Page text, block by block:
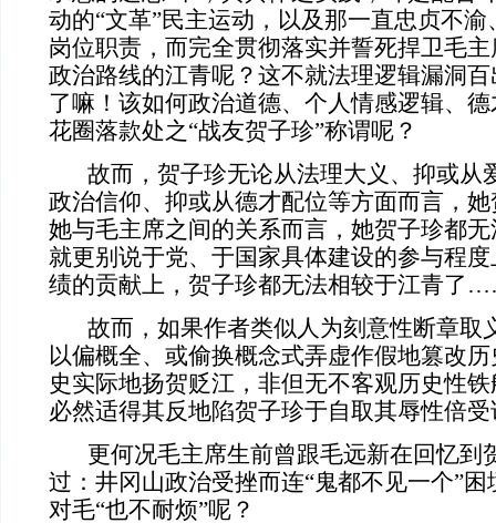
动的“文革”民主运动，以及那一直忠贞不
岗位职责，而完全贯彻落实并誓死捍卫毛主
政治路线的江青呢？这不就法理逻辑漏洞
了嘛！该如何政治道德、个人情感逻辑、
花圈落款处之“战友贺子珍”称谓呢？
故而，贺子珍无论从法理大义、抑或从
政治信仰、抑或从德才配位等方面而言，
她与毛主席之间的关系而言，她贺子珍都
就更别说于党、于国家具体建设的参与程
绩的贡献上，贺子珍都无法相较于江青了
故而，如果作者类似人为刻意性断章取
以偏概全、或偷换概念式弄虚作假地篡改
史实际地扬贺贬江，非但无不客观历史性
必然适得其反地陷贺子珍于自取其辱性倍
更何况毛主席生前曾跟毛远新在回忆到
过：井冈山政治受挫而连“鬼都不见一个”
对毛“也不耐烦”呢？